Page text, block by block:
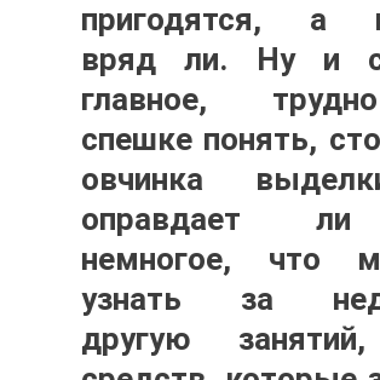
пригодятся, а
вряд ли. Ну и
главное,
спешке понять,
овчинка
оправдает
немногое, что
узнать за
другую